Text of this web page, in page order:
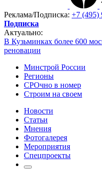
Реклама/Подписка: +7 (495)
Подписка
Актуально:
В Кузьминках более 600
реновации
Минстрой России
Регионы
СРОчно в номер
Строим на своем
Новости
Статьи
Мнения
Фотогалерея
Мероприятия
Спецпроекты